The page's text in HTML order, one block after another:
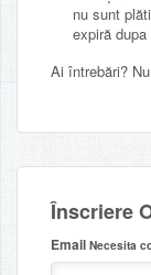
nu sunt
expiră
Ai întrebări?
Înscriere
Email Necesita